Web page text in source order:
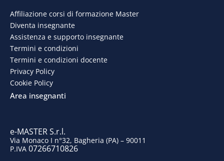
e
b
o
k
k
e
d
t
Affiliazione corsi di formazione Master
Diventa insegnante
Assistenza e supporto insegnante
Termini e condizioni
Termini e condizioni docente
Privacy Policy
Cookie Policy
Area insegnanti
e-MASTER S.r.l.
Via Monaco I n°32, Bagheria (PA) – 90011
P.IVA 07266710826